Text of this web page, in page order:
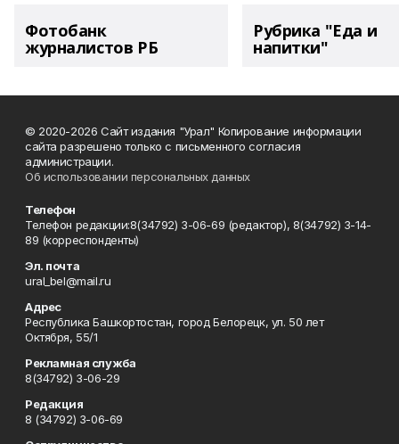
Фотобанк
журналистов РБ
Рубрика "Еда и
напитки"
© 2020-2026 Сайт издания "Урал" Копирование информации
сайта разрешено только с письменного согласия
администрации.
Об использовании персональных данных
Телефон
Телефон редакции:8(34792) 3-06-69 (редактор), 8(34792) 3-14-
89 (корреспонденты)
Эл. почта
ural_bel@mail.ru
Адрес
Республика Башкортостан, город Белорецк, ул. 50 лет
Октября, 55/1
Рекламная служба
8(34792) 3-06-29
Редакция
8 (34792) 3-06-69